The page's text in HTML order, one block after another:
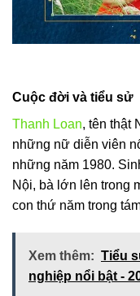
Cuộc đời và tiểu sử
Thanh Loan, tên thật
những nữ diễn viên
những năm 1980.
Nội, bà lớn lên trong
con thứ năm trong
Xem thêm: Tiểu
nghiệp nổi bật -